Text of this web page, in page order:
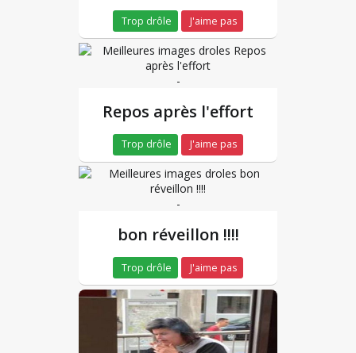
Trop drôle J'aime pas
-
Repos après l'effort
Trop drôle J'aime pas
-
bon réveillon !!!!
Trop drôle J'aime pas